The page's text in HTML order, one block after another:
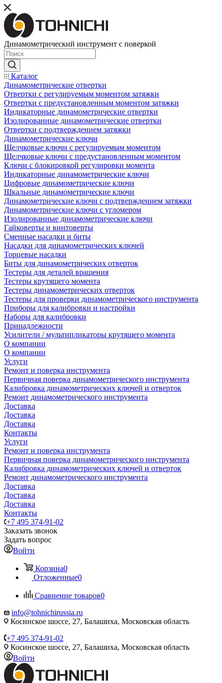
Динамометрический инструмент с поверкой
Каталог
Динамометрические отвертки
Отвертки с регулируемым моментом затяжки
Отвертки с предустановленным моментом затяжки
Индикаторные динамометрические отвертки
Изолированные динамометрические отвертки
Отвертки с подтверждением затяжки
Динамометрические ключи
Щелчковые ключи с регулируемым моментом
Щелчковые ключи с предустановленным моментом
Ключи с блокировкой регулировки момента
Индикаторные динамометрические ключи
Цифровые динамометрические ключи
Шкальные динамометрические ключи
Динамометрические ключи с подтверждением затяжки
Динамометрические ключи с угломером
Изолированные динамометрические ключи
Гайковерты и винтоверты
Сменные насадки и биты
Насадки для динамометрических ключей
Торцевые насадки
Биты для динамометрических отверток
Тестеры для деталей вращения
Тестеры крутящего момента
Тестеры динамометрических отверток
Тестеры для проверки динамометрического инструмента
Приборы для калибровки и настройки
Наборы для калибровки
Принадлежности
Усилители / мультипликаторы крутящего момента
О компании
О компании
Услуги
Ремонт и поверка инструмента
Первичная поверка динамометрического инструмента
Калибровка динамометрических ключей и отверток
Ремонт динамометрического инструмента
Доставка
Доставка
Доставка
Контакты
Услуги
Ремонт и поверка инструмента
Первичная поверка динамометрического инструмента
Калибровка динамометрических ключей и отверток
Ремонт динамометрического инструмента
Доставка
Доставка
Доставка
Контакты
+7 495 374-91-02
Заказать звонок
Задать вопрос
Войти
Корзина0
Отложенные0
Сравнение товаров0
info@tohnichirussia.ru
Косинское шоссе, 27, Балашиха, Московская область
+7 495 374-91-02
Косинское шоссе, 27, Балашиха, Московская область
Войти